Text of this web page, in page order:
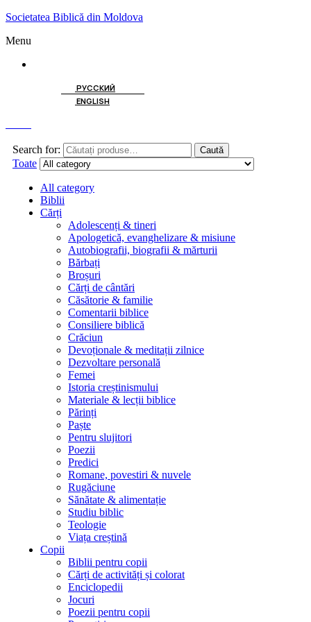
Societatea Biblică din Moldova
Menu
РУССКИЙ
ENGLISH
Search for: Caută
Toate
All category
Biblii
Cărți
Adolescenți & tineri
Apologetică, evanghelizare & misiune
Autobiografii, biografii & mărturii
Bărbați
Broșuri
Cărți de cântări
Căsătorie & familie
Comentarii biblice
Consiliere biblică
Crăciun
Devoționale & meditații zilnice
Dezvoltare personală
Femei
Istoria creștinismului
Materiale & lecții biblice
Părinți
Paște
Pentru slujitori
Poezii
Predici
Romane, povestiri & nuvele
Rugăciune
Sănătate & alimentație
Studiu biblic
Teologie
Viața creștină
Copii
Biblii pentru copii
Cărți de activități și colorat
Enciclopedii
Jocuri
Poezii pentru copii